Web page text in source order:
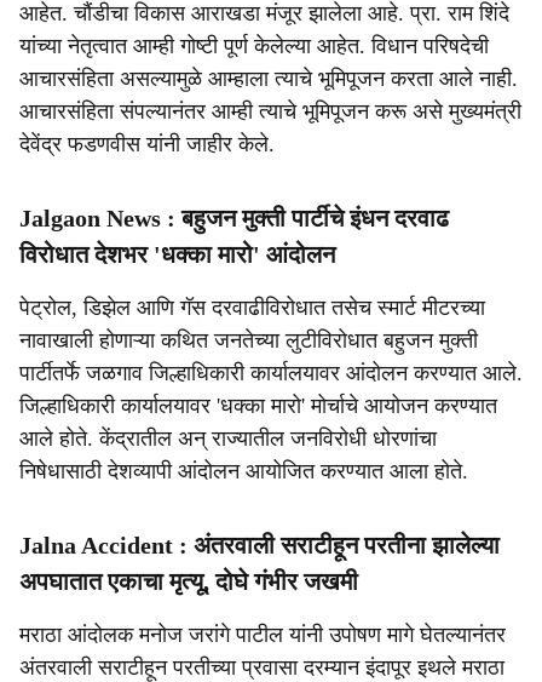
आहेत. चौंडीचा विकास आराखडा मंजूर झालेला आहे. प्रा. राम शिंदे
यांच्या नेतृत्वात आम्ही गोष्टी पूर्ण केलेल्या आहेत. विधान परिषदेची
आचारसंहिता असल्यामुळे आम्हाला त्याचे भूमिपूजन करता आले नाही.
आचारसंहिता संपल्यानंतर आम्ही त्याचे भूमिपूजन करू असे मुख्यमंत्री
देवेंद्र फडणवीस यांनी जाहीर केले.
Jalgaon News : बहुजन मुक्ती पार्टीचे इंधन दरवाढ
विरोधात देशभर 'धक्का मारो' आंदोलन
पेट्रोल, डिझेल आणि गॅस दरवाढीविरोधात तसेच स्मार्ट मीटरच्या
नावाखाली होणाऱ्या कथित जनतेच्या लुटीविरोधात बहुजन मुक्ती
पार्टीतर्फे जळगाव जिल्हाधिकारी कार्यालयावर आंदोलन करण्यात आले.
जिल्हाधिकारी कार्यालयावर 'धक्का मारो' मोर्चाचे आयोजन करण्यात
आले होते. केंद्रातील अन् राज्यातील जनविरोधी धोरणांचा
निषेधासाठी देशव्यापी आंदोलन आयोजित करण्यात आला होते.
Jalna Accident : अंतरवाली सराटीहून परतीना झालेल्या
अपघातात एकाचा मृत्यू, दोघे गंभीर जखमी
मराठा आंदोलक मनोज जरांगे पाटील यांनी उपोषण मागे घेतल्यानंतर
अंतरवाली सराटीहून परतीच्या प्रवासा दरम्यान इंदापूर इथले मराठा